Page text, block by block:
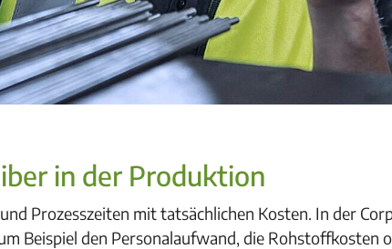
in der Produktion
Prozesszeiten mit tatsächlichen Kosten. In der
Beispiel den Personalaufwand, die